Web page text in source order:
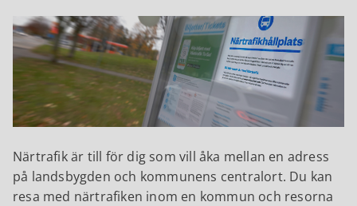
Närtrafik är till för dig som vill åka mellan en adress
på landsbygden och kommunens centralort. Du kan
resa med närtrafiken inom en kommun och resorna